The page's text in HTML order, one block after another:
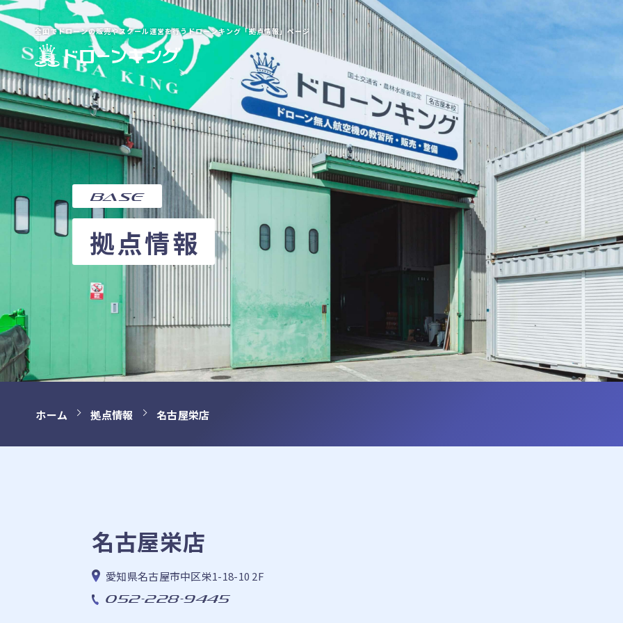
全国でドローンの販売やスクール運営を行うドローンキング「拠点情報」ページ
base
拠点情報
ホーム 拠点情報 名古屋栄店
名古屋栄店
愛知県名古屋市中区栄1-18-10 2F
052-228-9445